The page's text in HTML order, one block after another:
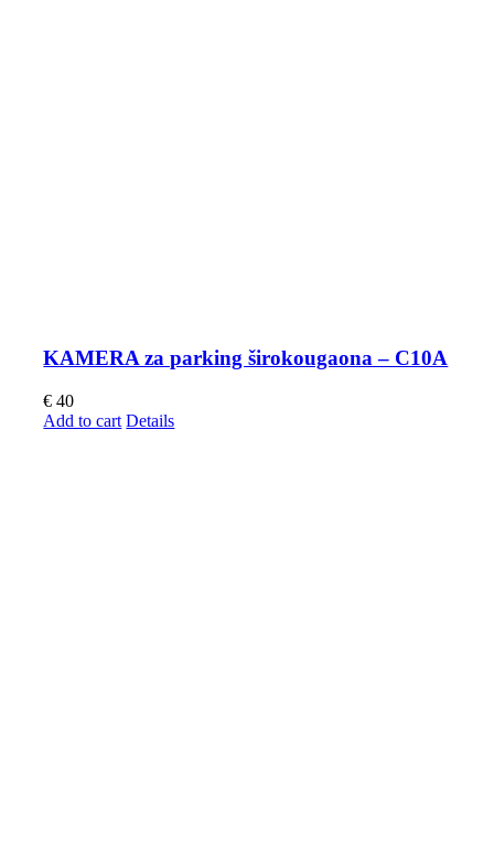
KAMERA za parking širokougaona – C10A
€ 40
Add to cart Details